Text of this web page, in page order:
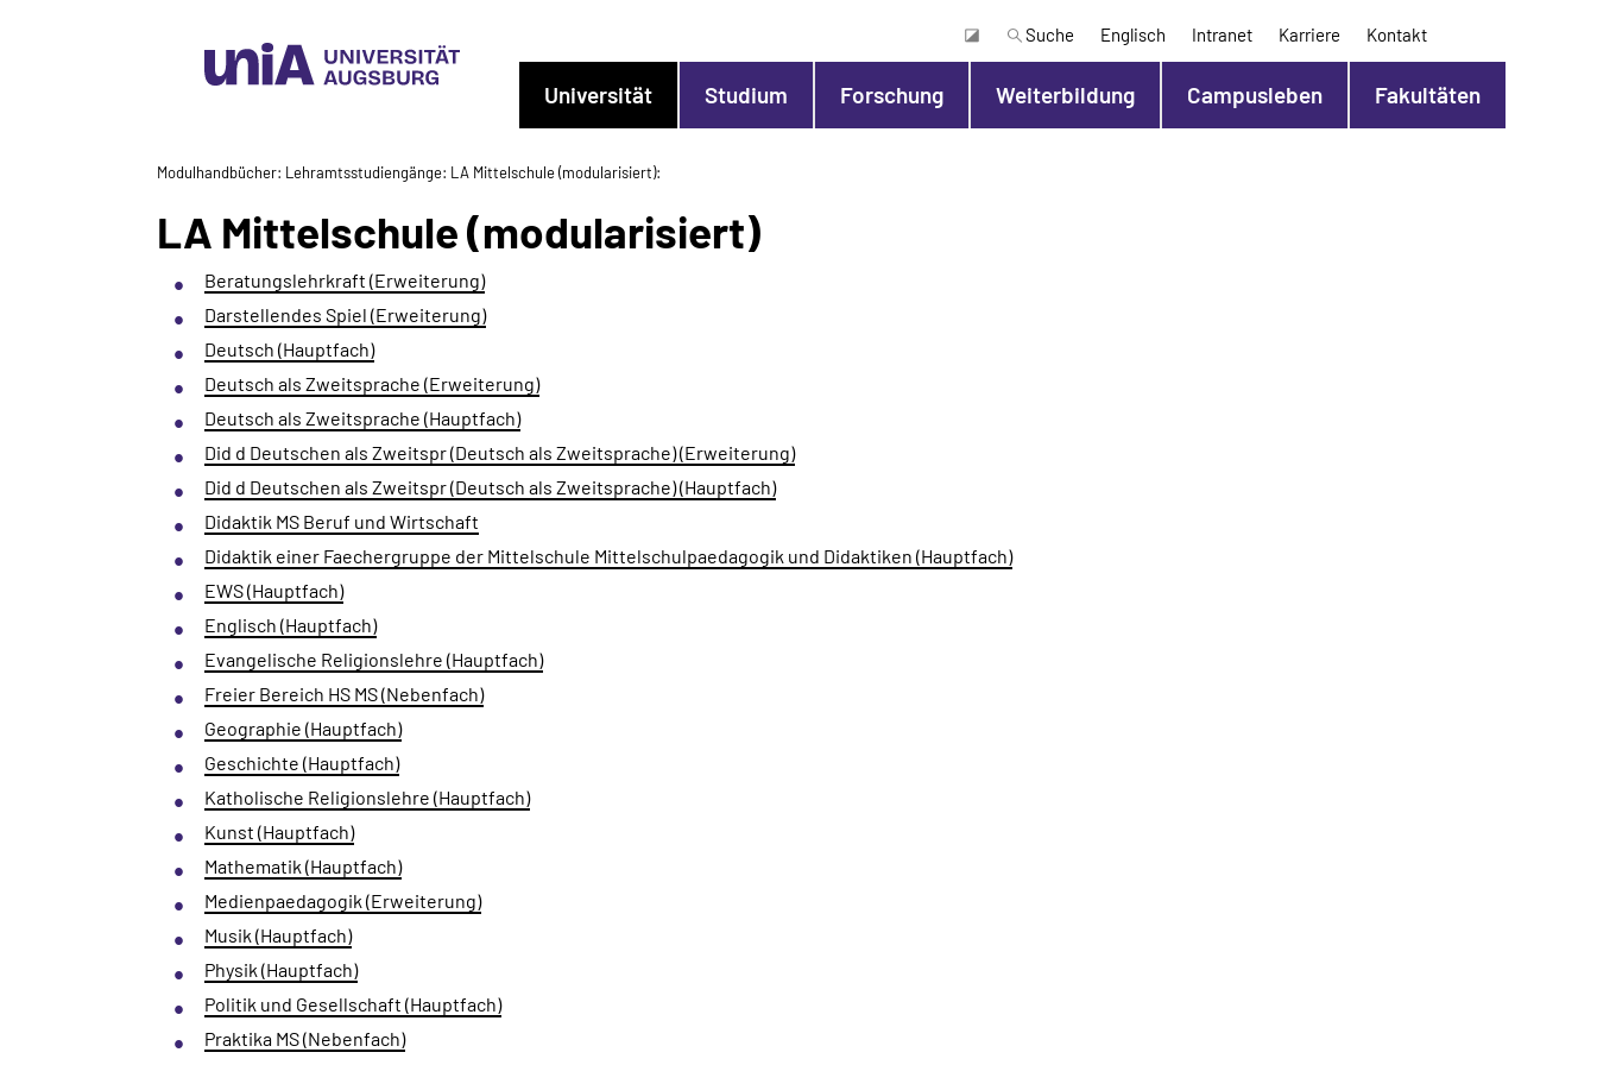
Suche Englisch Intranet Karriere Kontakt
Universität Studium Forschung Weiterbildung Campusleben Fakultäten
Modulhandbücher Lehramtsstudiengänge LA Mittelschule (modularisiert)
LA Mittelschule (modularisiert)
Beratungslehrkraft (Erweiterung)
Darstellendes Spiel (Erweiterung)
Deutsch (Hauptfach)
Deutsch als Zweitsprache (Erweiterung)
Deutsch als Zweitsprache (Hauptfach)
Did d Deutschen als Zweitspr (Deutsch als Zweitsprache) (Erweiterung)
Did d Deutschen als Zweitspr (Deutsch als Zweitsprache) (Hauptfach)
Didaktik MS Beruf und Wirtschaft
Didaktik einer Faechergruppe der Mittelschule Mittelschulpaedagogik und Didaktiken (Hauptfach)
EWS (Hauptfach)
Englisch (Hauptfach)
Evangelische Religionslehre (Hauptfach)
Freier Bereich HS MS (Nebenfach)
Geographie (Hauptfach)
Geschichte (Hauptfach)
Katholische Religionslehre (Hauptfach)
Kunst (Hauptfach)
Mathematik (Hauptfach)
Medienpaedagogik (Erweiterung)
Musik (Hauptfach)
Physik (Hauptfach)
Politik und Gesellschaft (Hauptfach)
Praktika MS (Nebenfach)